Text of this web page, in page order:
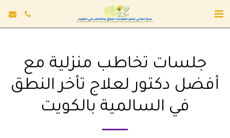
جلسات تخاطب منزلية مع
أفضل دكتور لعلاج تأخر النطق
في السالمية بالكويت